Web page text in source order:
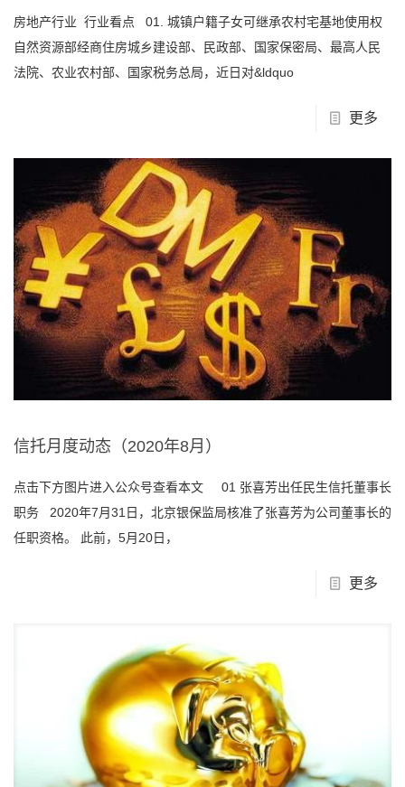
房地产行业 行业看点 01. 城镇户籍子女可继承农村宅基地使用权
自然资源部经商住房城乡建设部、民政部、国家保密局、最高人民
法院、农业农村部、国家税务总局，近日对&ldquo
更多
信托月度动态（2020年8月）
点击下方图片进入公众号查看本文 01 张喜芳出任民生信托董事长
职务 2020年7月31日，北京银保监局核准了张喜芳为公司董事长的
任职资格。 此前，5月20日，
更多